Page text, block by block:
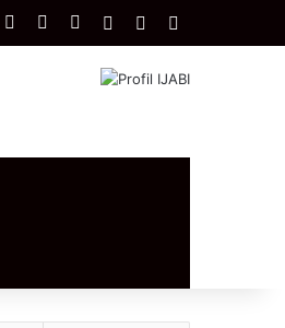
YouTubeInstagram
Log InArtikel Acak